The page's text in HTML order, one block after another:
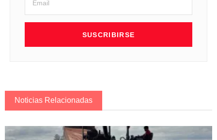
SUSCRIBIRSE
Noticias Relacionadas